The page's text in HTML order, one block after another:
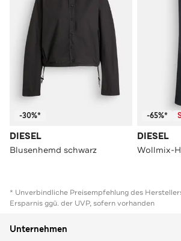
-30%*
DIESEL
Blusenhemd schwarz
-65%*
DIESEL
* Unverbindliche Preisempfehlung des
Ersparnis ggü. der UVP, sofern vorhanden
Unternehmen